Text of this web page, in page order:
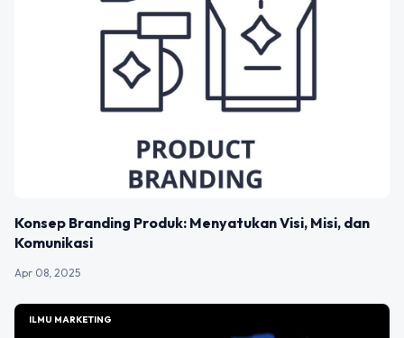
Konsep Branding Produk: Menyatukan Visi, Misi, dan
Komunikasi
Apr 08, 2025
ILMU MARKETING